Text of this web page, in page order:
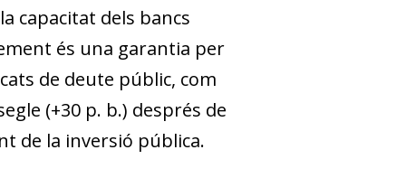
capacitat dels bancs
és una garantia per
de deute públic, com
(+30 p. b.) després de
de la inversió pública.